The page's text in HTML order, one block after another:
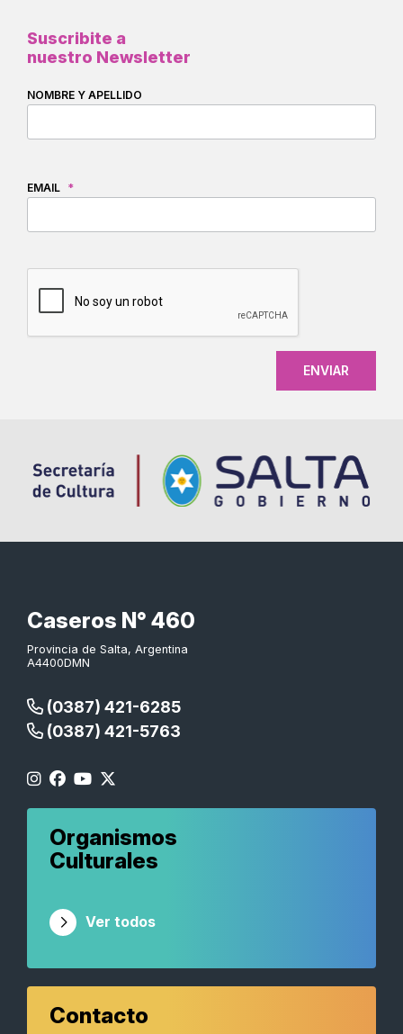
Suscribite a
nuestro Newsletter
NOMBRE Y APELLIDO
EMAIL *
Caseros N° 460
Provincia de Salta, Argentina
A4400DMN
(0387) 421-6285
(0387) 421-5763
Organismos
Culturales
Ver todos
Contacto